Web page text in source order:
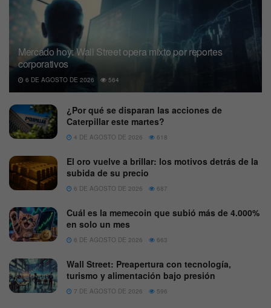
Mercado hoy: Wall Street opera mixto por reportes
corporativos
6 DE AGOSTO DE 2026 564
¿Por qué se disparan las acciones de
Caterpillar este martes?
4 DE AGOSTO DE 2026 618
El oro vuelve a brillar: los motivos detrás de la
subida de su precio
6 DE AGOSTO DE 2026 687
Cuál es la memecoin que subió más de 4.000%
en solo un mes
6 DE AGOSTO DE 2026 663
Wall Street: Preapertura con tecnología,
turismo y alimentación bajo presión
7 DE AGOSTO DE 2026 596